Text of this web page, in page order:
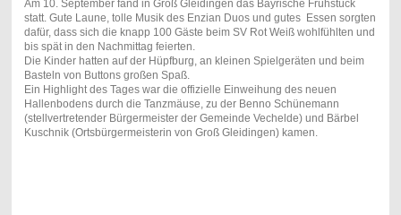
Am 10. September fand in Groß Gleidingen das Bayrische Frühstück
statt. Gute Laune, tolle Musik des Enzian Duos und gutes Essen sorgten
dafür, dass sich die knapp 100 Gäste beim SV Rot Weiß wohlfühlten und
bis spät in den Nachmittag feierten.
Die Kinder hatten auf der Hüpfburg, an kleinen Spielgeräten und beim
Basteln von Buttons großen Spaß.
Ein Highlight des Tages war die offizielle Einweihung des neuen
Hallenbodens durch die Tanzmäuse, zu der Benno Schünemann
(stellvertretender Bürgermeister der Gemeinde Vechelde) und Bärbel
Kuschnik (Ortsbürgermeisterin von Groß Gleidingen) kamen.